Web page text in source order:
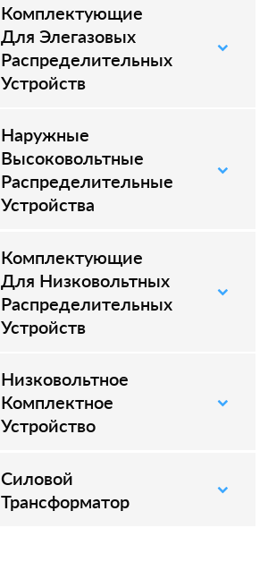
Комплектующие
Для Элегазовых
Распределительных
Устройств
–
Наружные
Высоковольтные
Распределительные
Устройства
–
Комплектующие
Для Низковольтных
Распределительных
Устройств
Низковольтное
Комплектное
Устройство
Силовой
Трансформатор
–